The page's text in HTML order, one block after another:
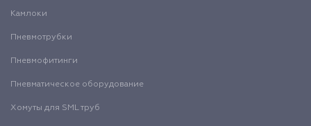
Камлоки
Пневмотрубки
Пневмофитинги
Пневматическое оборудование
Хомуты для SML труб